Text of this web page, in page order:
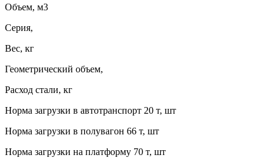
Объем, м3
Серия,
Вес, кг
Геометрический объем,
Расход стали, кг
Норма загрузки в автотранспорт 20 т, шт
Норма загрузки в полувагон 66 т, шт
Норма загрузки на платформу 70 т, шт